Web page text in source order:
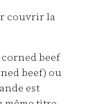
couvrir la
beef
beef) ou
est